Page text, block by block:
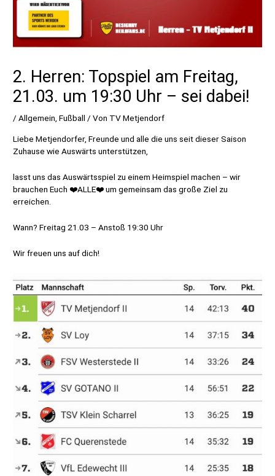
2. Herren: Topspiel am Freitag,
21.03. um 19:30 Uhr – sei dabei!
/Allgemein,Fußball / Von TV Metjendorf
Liebe Metjendorfer, Freunde und alle die uns seit dieser Saison
Zuhause wie Auswärts unterstützen,
lasst uns das Auswärtsspiel zu einem Heimspiel machen – wir
brauchen Euch ❤️ALLE❤️ um gemeinsam das große Ziel zu
erreichen.
Wann? Freitag 21.03 – Anstoß 19:30 Uhr
Wir freuen uns auf dich!